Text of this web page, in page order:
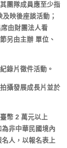
團隊成員應至少指
映後座談活動；
由財團法人看
另由主辦 單位、
錄片徵件活動。
攝發展成長片並於
幣 2 萬元以上
非中華民國境內
人，以報名表上